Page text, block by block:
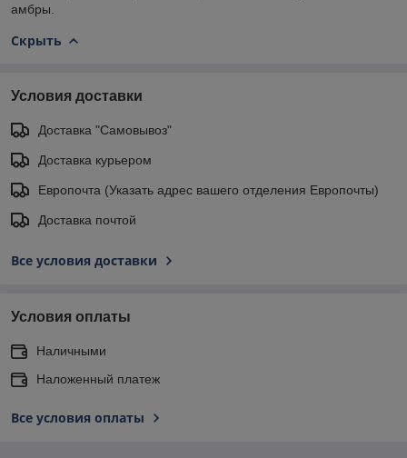
амбры.
Скрыть
Условия доставки
Доставка "Самовывоз"
Доставка курьером
Европочта (Указать адрес вашего отделения Европочты)
Доставка почтой
Все условия доставки
Условия оплаты
Наличными
Наложенный платеж
Все условия оплаты